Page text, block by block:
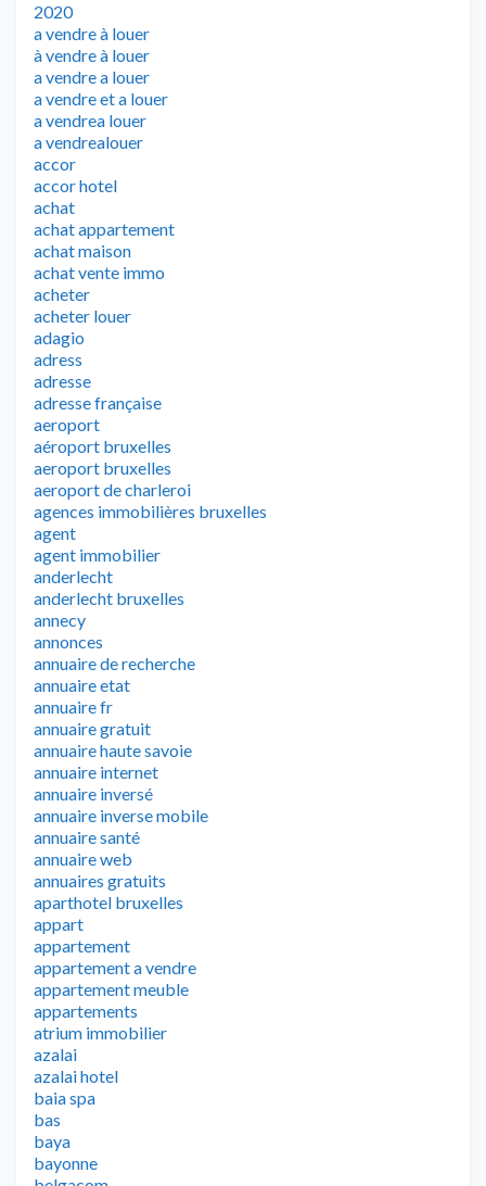
2020
a vendre à louer
à vendre à louer
a vendre a louer
a vendre et a louer
a vendrea louer
a vendrealouer
accor
accor hotel
achat
achat appartement
achat maison
achat vente immo
acheter
acheter louer
adagio
adress
adresse
adresse française
aeroport
aéroport bruxelles
aeroport bruxelles
aeroport de charleroi
agences immobilières bruxelles
agent
agent immobilier
anderlecht
anderlecht bruxelles
annecy
annonces
annuaire de recherche
annuaire etat
annuaire fr
annuaire gratuit
annuaire haute savoie
annuaire internet
annuaire inversé
annuaire inverse mobile
annuaire santé
annuaire web
annuaires gratuits
aparthotel bruxelles
appart
appartement
appartement a vendre
appartement meuble
appartements
atrium immobilier
azalai
azalai hotel
baia spa
bas
baya
bayonne